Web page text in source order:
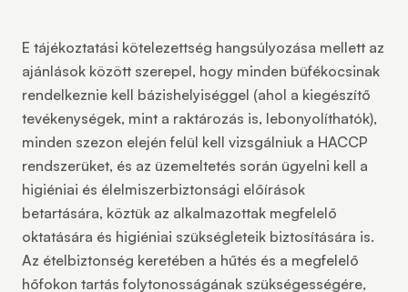
E tájékoztatási kötelezettség hangsúlyozása mellett az
ajánlások között szerepel, hogy minden büfékocsinak
rendelkeznie kell bázishelyiséggel (ahol a kiegészítő
tevékenységek, mint a raktározás is, lebonyolíthatók),
minden szezon elején felül kell vizsgálniuk a HACCP
rendszerüket, és az üzemeltetés során ügyelni kell a
higiéniai és élelmiszerbiztonsági előírások
betartására, köztük az alkalmazottak megfelelő
oktatására és higiéniai szükségleteik biztosítására is.
Az ételbiztonség keretében a hűtés és a megfelelő
hőfokon tartás folytonosságának szükségességére,